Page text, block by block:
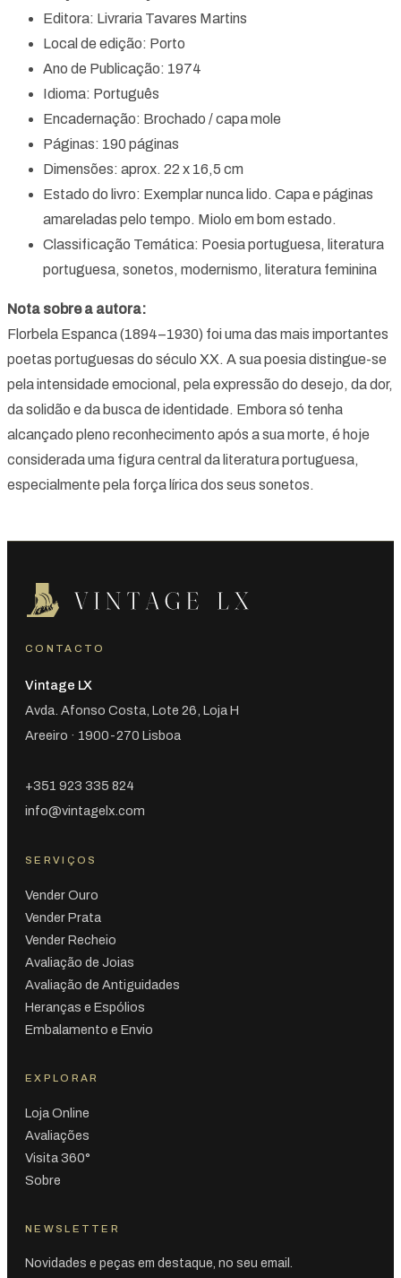
Editora: Livraria Tavares Martins
Local de edição: Porto
Ano de Publicação: 1974
Idioma: Português
Encadernação: Brochado / capa mole
Páginas: 190 páginas
Dimensões: aprox. 22 x 16,5 cm
Estado do livro: Exemplar nunca lido. Capa e páginas
amareladas pelo tempo. Miolo em bom estado.
Classificação Temática: Poesia portuguesa, literatura
portuguesa, sonetos, modernismo, literatura feminina
Nota sobre a autora:
Florbela Espanca (1894–1930) foi uma das mais importantes
poetas portuguesas do século XX. A sua poesia distingue-se
pela intensidade emocional, pela expressão do desejo, da dor,
da solidão e da busca de identidade. Embora só tenha
alcançado pleno reconhecimento após a sua morte, é hoje
considerada uma figura central da literatura portuguesa,
especialmente pela força lírica dos seus sonetos.
CONTACTO
Vintage LX
Avda. Afonso Costa, Lote 26, Loja H
Areeiro · 1900-270 Lisboa
+351 923 335 824
info@vintagelx.com
SERVIÇOS
Vender Ouro
Vender Prata
Vender Recheio
Avaliação de Joias
Avaliação de Antiguidades
Heranças e Espólios
Embalamento e Envio
EXPLORAR
Loja Online
Avaliações
Visita 360°
Sobre
NEWSLETTER
Novidades e peças em destaque, no seu email.